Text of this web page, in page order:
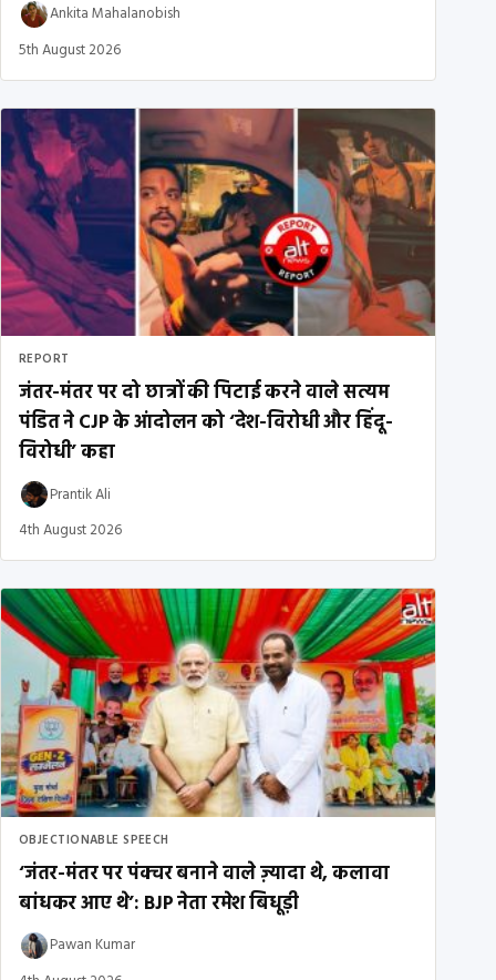
Ankita Mahalanobish
5th August 2026
REPORT
जंतर-मंतर पर दो छात्रों की पिटाई करने वाले सत्यम
पंडित ने CJP के आंदोलन को ‘देश-विरोधी और हिंदू-
विरोधी’ कहा
Prantik Ali
4th August 2026
OBJECTIONABLE SPEECH
‘जंतर-मंतर पर पंक्चर बनाने वाले ज़्यादा थे, कलावा
बांधकर आए थे’: BJP नेता रमेश बिधूड़ी
Pawan Kumar